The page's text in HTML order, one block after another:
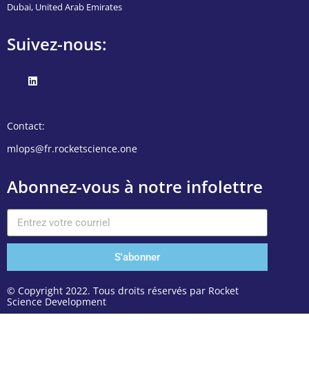
Dubai, United Arab Emirates
Suivez-nous:
Contact:
mlops@fr.rocketscience.one
Abonnez-vous à notre infolettre
S'abonner
© Copyright 2022. Tous droits réservés par Rocket
Science Development